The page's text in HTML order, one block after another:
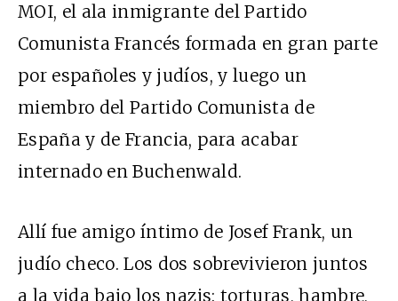
MOI, el ala inmigrante del Partido
Comunista Francés formada en gran parte
por españoles y judíos, y luego un
miembro del Partido Comunista de
España y de Francia, para acabar
internado en Buchenwald.
Allí fue amigo íntimo de Josef Frank, un
judío checo. Los dos sobrevivieron juntos
a la vida bajo los nazis: torturas, hambre,